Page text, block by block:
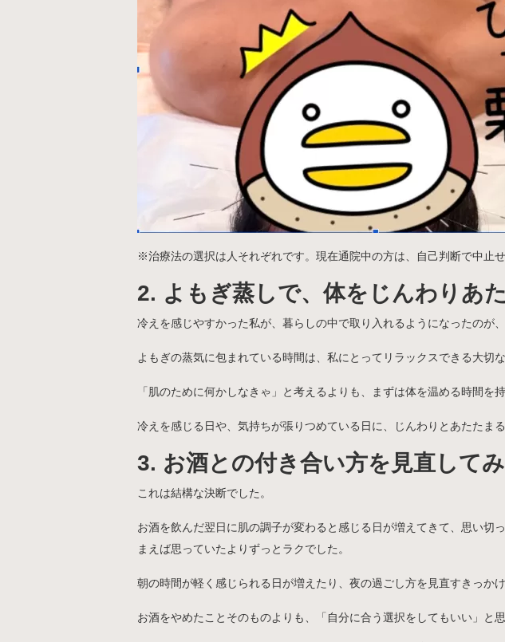
※治療法の選択は人それぞれです。現在通院中の方は、自己判断で中止
2. よもぎ蒸しで、体をじんわりあ
冷えを感じやすかった私が、暮らしの中で取り入れるようになったのが、
よもぎの蒸気に包まれている時間は、私にとってリラックスできる大切
「肌のために何かしなきゃ」と考えるよりも、まずは体を温める時間を持
冷えを感じる日や、気持ちが張りつめている日に、じんわりとあたたま
3. お酒との付き合い方を見直して
これは結構な決断でした。
お酒を飲んだ翌日に肌の調子が変わると感じる日が増えてきて、思い
まえば思っていたよりずっとラクでした。
朝の時間が軽く感じられる日が増えたり、夜の過ごし方を見直すきっかけ
お酒をやめたことそのものよりも、「自分に合う選択をしてもいい」と